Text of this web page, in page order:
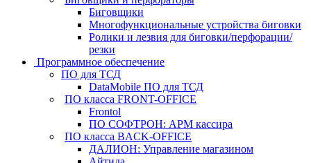
Биговщики
Многофункциональные устройства биговки
Ролики и лезвия для биговки/перфорации/
резки
Программное обеспечение
ПО для ТСД
DataMobile ПО для ТСД
ПО класса FRONT-OFFICE
Frontol
ПО СОФТРОН: АРМ кассира
ПО класса BACK-OFFICE
ДАЛИОН: Управление магазином